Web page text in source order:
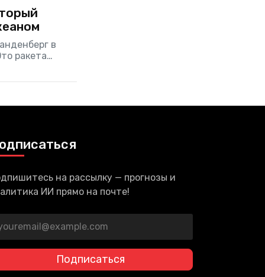
в
ракета
на рассылку — прогнозы и
ИИ прямо на почте!
Подписаться